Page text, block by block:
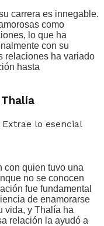
carrera es innegable.
como
lo que ha
con su
relaciones ha variado
hasta
Extrae lo esencial
con quien tuvo una
no se conocen
fue fundamental
de enamorarse
vida, y Thalía ha
relación la ayudó a